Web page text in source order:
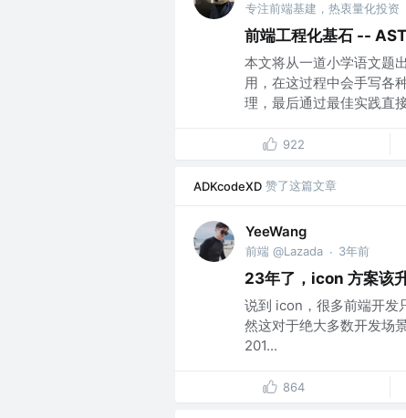
专注前端基建，热衷量化投资
前端工程化基石 --
本文将从一道小学语文题
用，在这过程中会手写各
理，最后通过最佳实践直
922
ADKcodeXD 赞了这篇文章
YeeWang
前端 @Lazada · 3年前
23年了，icon 方案该
说到 icon，很多前端开发
然这对于绝大多数开发场
201...
864